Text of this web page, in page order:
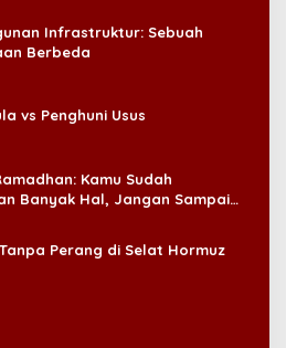
Infrastruktur: Sebuah
Berbeda
vs Penghuni Usus
Kamu Sudah
Banyak Hal, Jangan Sampai
Perang di Selat Hormuz